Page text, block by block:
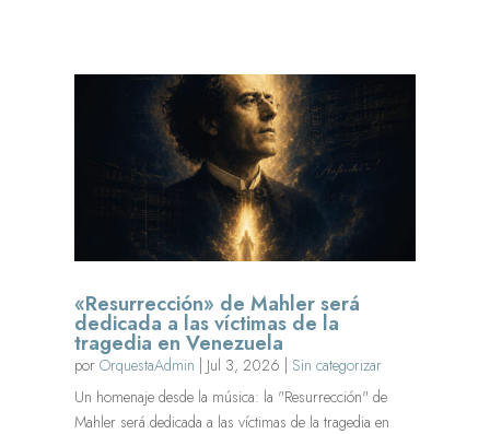
«Resurrección» de Mahler será
dedicada a las víctimas de la
tragedia en Venezuela
porOrquestaAdmin | Jul 3, 2026 | Sin categorizar
Un homenaje desde la música: la "Resurrección" de
Mahler será dedicada a las víctimas de la tragedia en